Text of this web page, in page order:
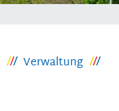
Verwaltung